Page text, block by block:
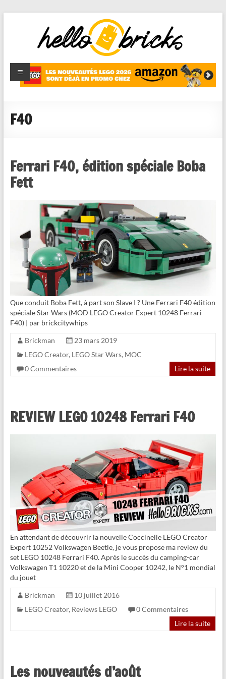
HelloBricks
Blog LEGO,
nouveaut�s
reviews
F40
Ferrari F40, édition spéciale Boba
Fett
Que conduit Boba Fett, à part son Slave I ? Une Ferrari F40 édition
spéciale Star Wars (MOD LEGO Creator Expert 10248 Ferrari
F40) | par brickcitywhips
Brickman
23 mars 2019
LEGO Creator, LEGO Star Wars, MOC
0 Commentaires
Lire la suite
REVIEW LEGO 10248 Ferrari F40
En attendant de découvrir la nouvelle Coccinelle LEGO Creator
Expert 10252 Volkswagen Beetle, je vous propose ma review du
set LEGO 10248 Ferrari F40. Après le succès du camping-car
Volkswagen T1 10220 et de la Mini Cooper 10242, le N°1 mondial
du jouet
Brickman
10 juillet 2016
LEGO Creator, Reviews LEGO
0 Commentaires
Lire la suite
Les nouveautés d’août